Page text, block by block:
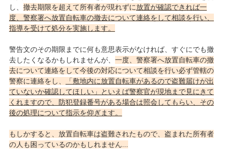
し、 撤去期限を超えて所有者が現れずに放置が確認できれば一
度、警察署へ放置自転車の撤去について連絡をして相談を行い、
指導を受けて処分を実施します。
警告文のその期限までに何も意思表示がなければ、すぐにでも撤
去したくなるかもしれませんが、 一度、警察署へ放置自転車の撤
去について連絡をして今後の対応について相談を行い必ず管轄の
警察に連絡をし、
「敷地内に放置自転車があるので盗難届けが出
ていないか確認してほしい」といえば警察官が現地まで見にきて
くれますので、防犯登録番号がある場合は照会してもらい、その
後の処理について指示を仰ぎます。
もしかすると、放置自転車は盗難されたもので、盗まれた所有者
の人も困っているのかもしれません...